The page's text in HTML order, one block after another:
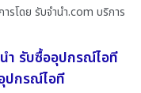
รโดย รับจํานํา.com บริการ
ำ รับซื้ออุปกรณ์ไอที
ปกรณ์ไอที